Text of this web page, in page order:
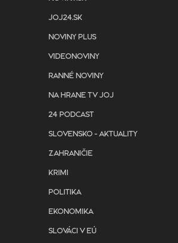
JOJ24.SK
NOVINY PLUS
VIDEONOVINY
RANNÉ NOVINY
NA HRANE TV JOJ
24 PODCAST
SLOVENSKO - AKTUALITY
ZAHRANIČIE
KRIMI
POLITIKA
EKONOMIKA
SLOVÁCI V EÚ